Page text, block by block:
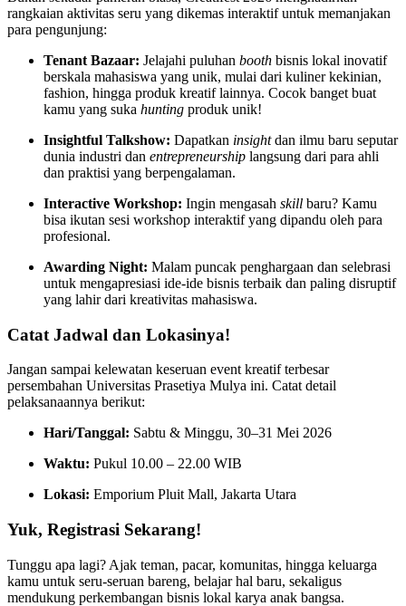
rangkaian aktivitas seru yang dikemas interaktif untuk memanjakan
para pengunjung:
Tenant Bazaar: Jelajahi puluhan booth bisnis lokal inovatif
berskala mahasiswa yang unik, mulai dari kuliner kekinian,
fashion, hingga produk kreatif lainnya. Cocok banget buat
kamu yang suka hunting produk unik!
Insightful Talkshow: Dapatkan insightdan ilmu baru seputar
dunia industri dan entrepreneurship langsung dari para ahli
dan praktisi yang berpengalaman.
Interactive Workshop: Ingin mengasah skill baru? Kamu
bisa ikutan sesi workshop interaktif yang dipandu oleh para
profesional.
Awarding Night: Malam puncak penghargaan dan selebrasi
untuk mengapresiasi ide-ide bisnis terbaik dan paling disruptif
yang lahir dari kreativitas mahasiswa.
Catat Jadwal dan Lokasinya!
Jangan sampai kelewatan keseruan event kreatif terbesar
persembahan Universitas Prasetiya Mulya ini. Catat detail
pelaksanaannya berikut:
Hari/Tanggal: Sabtu & Minggu, 30–31 Mei 2026
Waktu: Pukul 10.00 – 22.00 WIB
Lokasi: Emporium Pluit Mall, Jakarta Utara
Yuk, Registrasi Sekarang!
Tunggu apa lagi? Ajak teman, pacar, komunitas, hingga keluarga
kamu untuk seru-seruan bareng, belajar hal baru, sekaligus
mendukung perkembangan bisnis lokal karya anak bangsa.